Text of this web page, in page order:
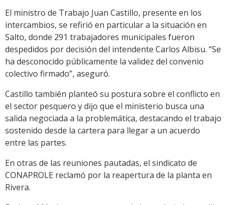
El ministro de Trabajo Juan Castillo, presente en los
intercambios, se refirió en particular a la situación en
Salto, donde 291 trabajadores municipales fueron
despedidos por decisión del intendente Carlos Albisu. “Se
ha desconocido públicamente la validez del convenio
colectivo firmado”, aseguró.
Castillo también planteó su postura sobre el conflicto en
el sector pesquero y dijo que el ministerio busca una
salida negociada a la problemática, destacando el trabajo
sostenido desde la cartera para llegar a un acuerdo
entre las partes.
En otras de las reuniones pautadas, el sindicato de
CONAPROLE reclamó por la reapertura de la planta en
Rivera.